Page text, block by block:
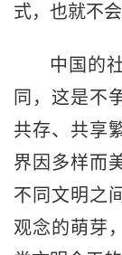
式，也就不
中国的
同，这是不
共存、共享
界因多样而
不同文明之
观念的萌芽